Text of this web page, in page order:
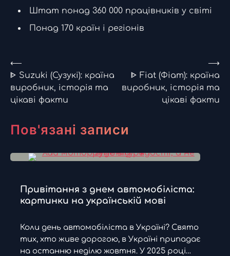
Штат понад 360 000 працівників у світі
Понад 170 країн і регіонів
Навігація
записів
⟵
ᐈ Suzuki (Сузукі): країна
виробник, історія та
цікаві факти
ᐈ Fiat (Фіат): країна
виробник, історія та
цікаві факти
⟶
Пов'язані записи
Привітання з днем автомобіліста:
картинки на українській мові
Коли день автомобіліста в Україні? Свято
тих, хто живе дорогою, в Україні припадає
на останню неділю жовтня. У 2025 році…